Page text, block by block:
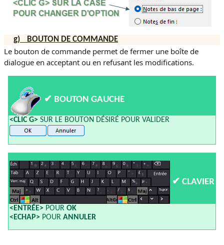
g) BOUTON DE COMMANDE
Le bouton de commande permet de fermer une boîte de
dialogue en acceptant ou en refusant les modifications.
✔ BOUTON GAUCHE
<CLIC G>SUR LE BOUTON DÉSIRÉ POUR VALIDER
✔ CLAVIER
<ENTRÉE>POUR OK
<ECHAP>POUR ANNULER